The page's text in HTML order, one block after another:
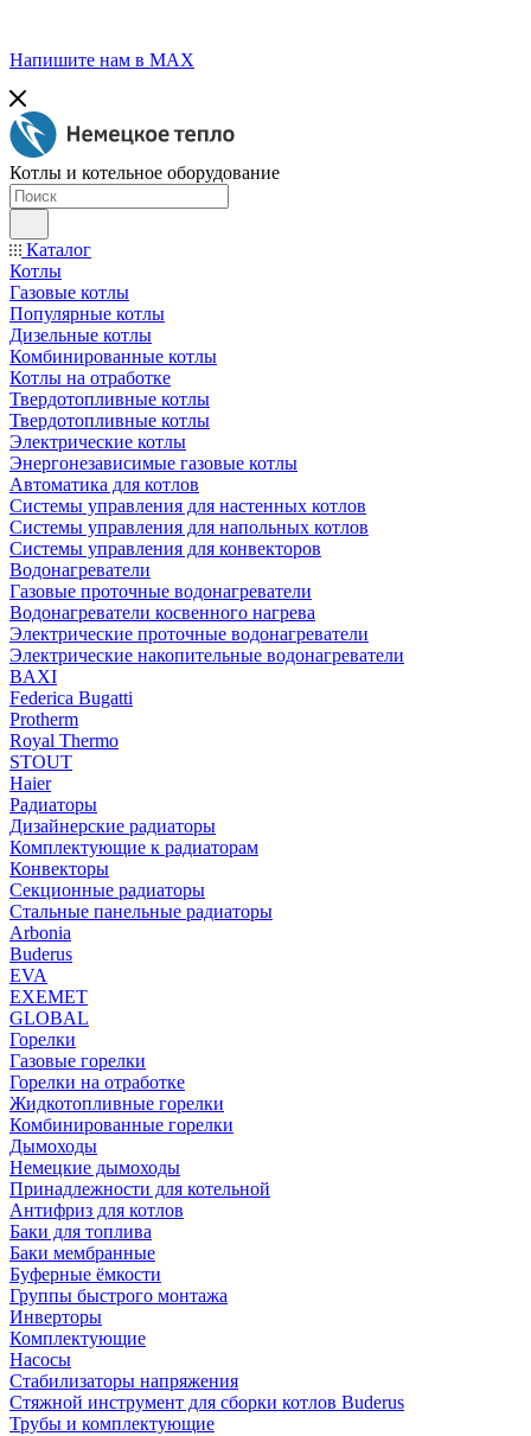
Напишите нам в МАХ
Котлы и котельное оборудование
Каталог
Котлы
Газовые котлы
Популярные котлы
Дизельные котлы
Комбинированные котлы
Котлы на отработке
Твердотопливные котлы
Твердотопливные котлы
Электрические котлы
Энергонезависимые газовые котлы
Автоматика для котлов
Системы управления для настенных котлов
Системы управления для напольных котлов
Системы управления для конвекторов
Водонагреватели
Газовые проточные водонагреватели
Водонагреватели косвенного нагрева
Электрические проточные водонагреватели
Электрические накопительные водонагреватели
BAXI
Federica Bugatti
Protherm
Royal Thermo
STOUT
Haier
Радиаторы
Дизайнерские радиаторы
Комплектующие к радиаторам
Конвекторы
Секционные радиаторы
Стальные панельные радиаторы
Arbonia
Buderus
EVA
EXEMET
GLOBAL
Горелки
Газовые горелки
Горелки на отработке
Жидкотопливные горелки
Комбинированные горелки
Дымоходы
Немецкие дымоходы
Принадлежности для котельной
Антифриз для котлов
Баки для топлива
Баки мембранные
Буферные ёмкости
Группы быстрого монтажа
Инверторы
Комплектующие
Насосы
Стабилизаторы напряжения
Стяжной инструмент для сборки котлов Buderus
Трубы и комплектующие